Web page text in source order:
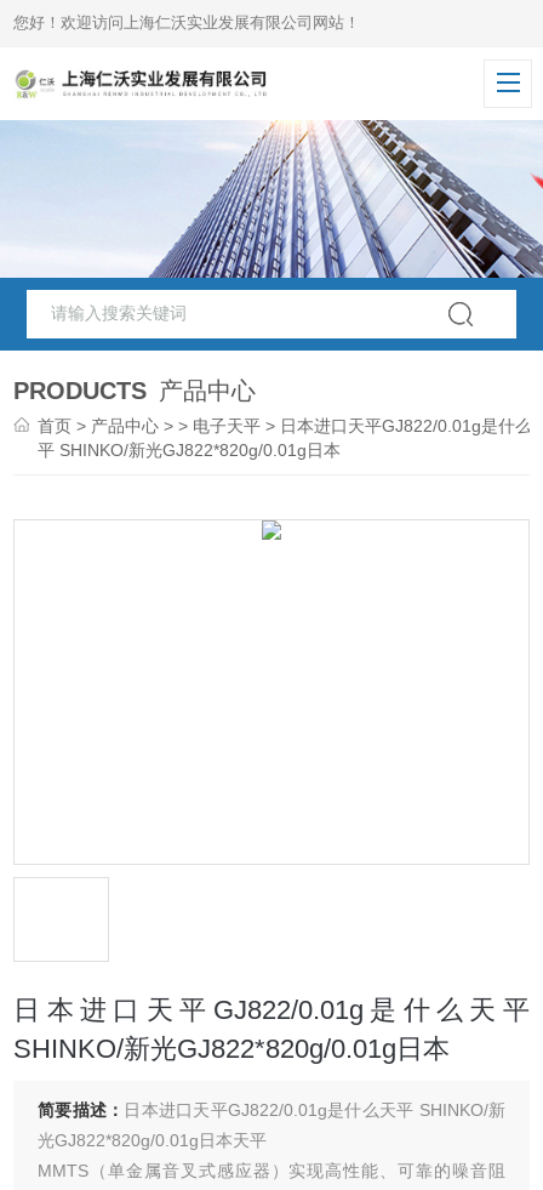
您好！欢迎访问上海仁沃实业发展有限公司网站！
PRODUCTS 产品中心
首页 > 产品中心 > > 电子天平 > 日本进口天平GJ822/0.01g是什么
平 SHINKO/新光GJ822*820g/0.01g日本
日本进口天平GJ822/0.01g是什么天平
SHINKO/新光GJ822*820g/0.01g日本
简要描述： 日本进口天平GJ822/0.01g是什么天平 SHINKO/新
光GJ822*820g/0.01g日本天平
MMTS（单金属音叉式感应器）实现高性能、可靠的噪音阻